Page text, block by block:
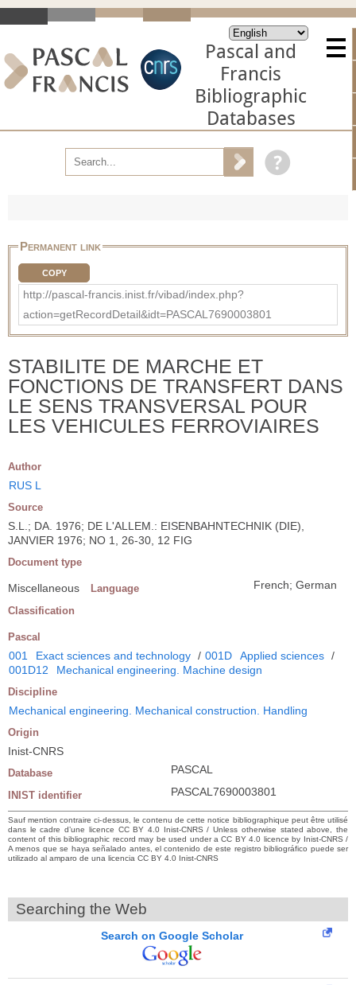
Pascal and
Francis
Bibliographic
Databases
Permanent link
COPY
http://pascal-francis.inist.fr/vibad/index.php?
action=getRecordDetail&idt=PASCAL7690003801
STABILITE DE MARCHE ET
FONCTIONS DE TRANSFERT DANS
LE SENS TRANSVERSAL POUR
LES VEHICULES FERROVIAIRES
Author
RUS L
Source
S.L.; DA. 1976; DE L'ALLEM.: EISENBAHNTECHNIK (DIE),
JANVIER 1976; NO 1, 26-30, 12 FIG
Document type
Miscellaneous Language French; German
Classification
Pascal
001 Exact sciences and technology / 001D Applied sciences /
001D12
Mechanical engineering. Machine design
Discipline
Mechanical engineering. Mechanical construction. Handling
Origin
Inist-CNRS
Database PASCAL
INIST identifier PASCAL7690003801
Sauf mention contraire ci-dessus, le contenu de cette notice bibliographique peut être utilisé
dans le cadre d’une licence CC BY 4.0 Inist-CNRS / Unless otherwise stated above, the
content of this bibliographic record may be used under a CC BY 4.0 licence by Inist-CNRS /
A menos que se haya señalado antes, el contenido de este registro bibliográfico puede ser
utilizado al amparo de una licencia CC BY 4.0 Inist-CNRS
Searching the Web
Search on Google Scholar